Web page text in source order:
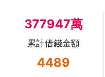
377947萬
累計借錢金額
4489